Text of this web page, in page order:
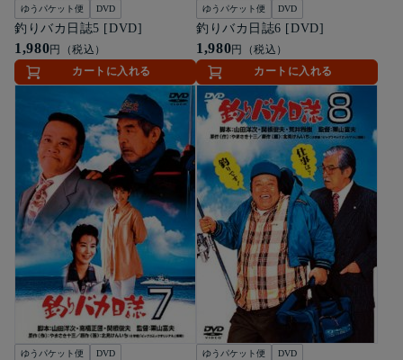
ゆうパケット便 DVD
釣りバカ日誌5 [DVD]
1,980円（税込）
カートに入れる
ゆうパケット便 DVD
釣りバカ日誌6 [DVD]
1,980円（税込）
カートに入れる
ゆうパケット便 DVD ゆうパケット便 DVD